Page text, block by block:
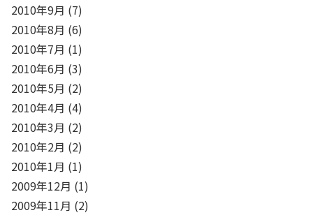
2010年9月 (7)
2010年8月 (6)
2010年7月 (1)
2010年6月 (3)
2010年5月 (2)
2010年4月 (4)
2010年3月 (2)
2010年2月 (2)
2010年1月 (1)
2009年12月 (1)
2009年11月 (2)